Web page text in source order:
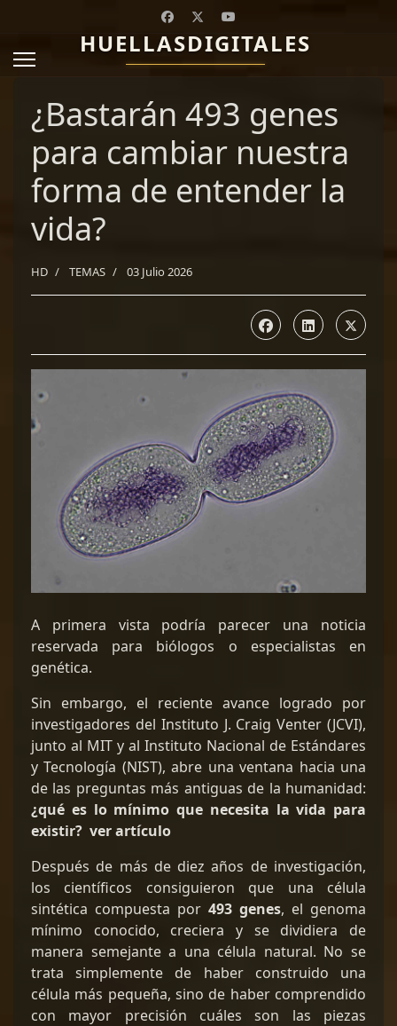
HUELLASDIGITALES
¿Bastarán 493 genes
para cambiar nuestra
forma de entender la
vida?
HD TEMAS 03 Julio 2026
A primera vista podría parecer una noticia
reservada para biólogos o especialistas en
genética.
Sin embargo, el reciente avance logrado por
investigadores del Instituto J. Craig Venter (JCVI),
junto al MIT y al Instituto Nacional de Estándares
y Tecnología (NIST), abre una ventana hacia una
de las preguntas más antiguas de la humanidad:
¿qué es lo mínimo que necesita la vida para
existir? ver artículo
Después de más de diez años de investigación,
los científicos consiguieron que una célula
sintética compuesta por 493 genes, el genoma
mínimo conocido, creciera y se dividiera de
manera semejante a una célula natural. No se
trata simplemente de haber construido una
célula más pequeña, sino de haber comprendido
con mayor precisión cuáles son las piezas